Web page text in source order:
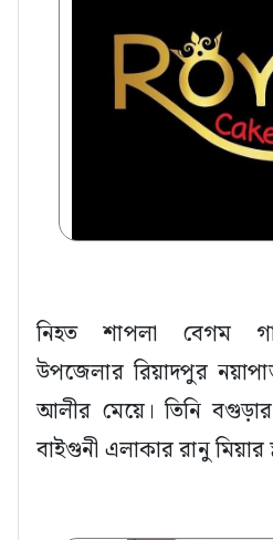
নিহত শাপলা বেগম
উপজেলার রিয়াদপুর
আলীর মেয়ে। তিনি
বাইগুনী এলাকার রানু মিয়ার